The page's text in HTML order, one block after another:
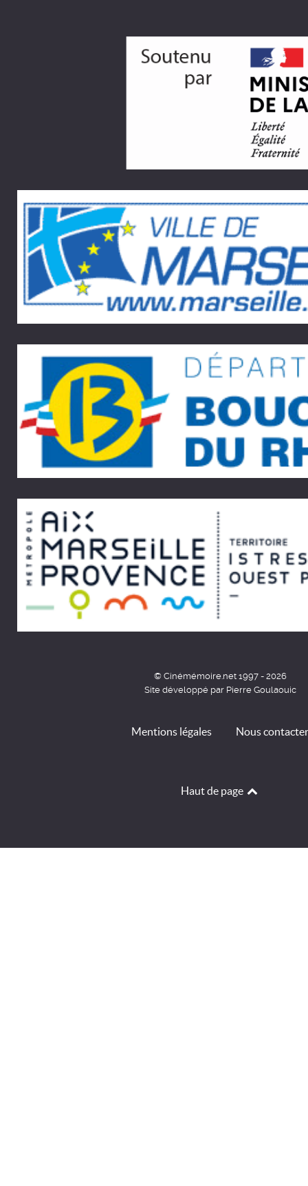
© Cinémémoire.net 1997 - 2026
Site développé par Pierre Goulaouic
Mentions légales Nous contacter
Haut de page